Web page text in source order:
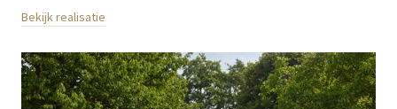
Bekijk realisatie